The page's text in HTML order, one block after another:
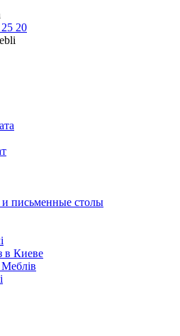
20
письменные столы
в Киеве